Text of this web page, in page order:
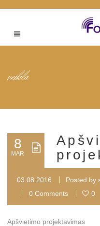
veikla
8
MAR
03.08.2016 Posted by
0 Comments
0
Apšvietimo projektavimas